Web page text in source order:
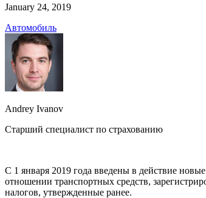
January 24, 2019
Автомобиль
Andrey Ivanov
Старший специалист по страхованию
С 1 января 2019 года введены в действие
отношении транспортных средств,
налогов, утвержденные ранее.